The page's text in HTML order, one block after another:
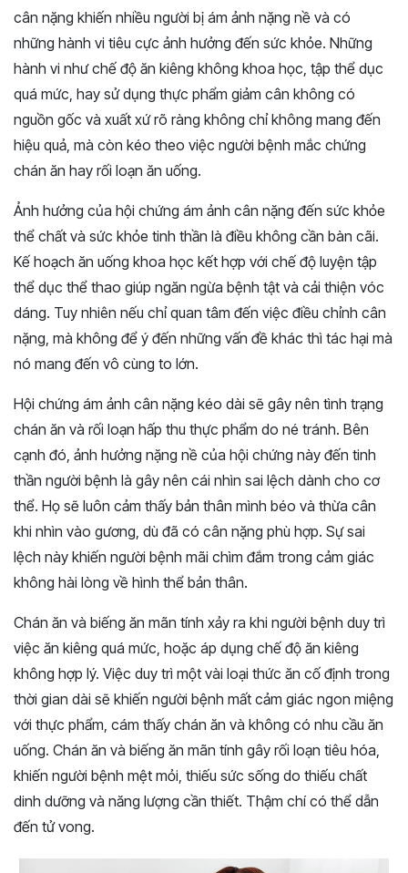
cân nặng khiến nhiều người bị ám ảnh nặng nề và có
những hành vi tiêu cực ảnh hưởng đến sức khỏe. Những
hành vi như chế độ ăn kiêng không khoa học, tập thể dục
quá mức, hay sử dụng thực phẩm giảm cân không có
nguồn gốc và xuất xứ rõ ràng không chỉ không mang đến
hiệu quả, mà còn kéo theo việc người bệnh mắc chứng
chán ăn hay rối loạn ăn uống.
Ảnh hưởng của hội chứng ám ảnh cân nặng đến sức khỏe
thể chất và sức khỏe tinh thần là điều không cần bàn cãi.
Kế hoạch ăn uống khoa học kết hợp với chế độ luyện tập
thể dục thể thao giúp ngăn ngừa bệnh tật và cải thiện vóc
dáng. Tuy nhiên nếu chỉ quan tâm đến việc điều chỉnh cân
nặng, mà không để ý đến những vấn đề khác thì tác hại mà
nó mang đến vô cùng to lớn.
Hội chứng ám ảnh cân nặng kéo dài sẽ gây nên tình trạng
chán ăn và rối loạn hấp thu thực phẩm do né tránh. Bên
cạnh đó, ảnh hưởng nặng nề của hội chứng này đến tinh
thần người bệnh là gây nên cái nhìn sai lệch dành cho cơ
thể. Họ sẽ luôn cảm thấy bản thân mình béo và thừa cân
khi nhìn vào gương, dù đã có cân nặng phù hợp. Sự sai
lệch này khiến người bệnh mãi chìm đắm trong cảm giác
không hài lòng về hình thể bản thân.
Chán ăn và biếng ăn mãn tính xảy ra khi người bệnh duy trì
việc ăn kiêng quá mức, hoặc áp dụng chế độ ăn kiêng
không hợp lý. Việc duy trì một vài loại thức ăn cố định trong
thời gian dài sẽ khiến người bệnh mất cảm giác ngon miệng
với thực phẩm, cám thấy chán ăn và không có nhu cầu ăn
uống. Chán ăn và biếng ăn mãn tính gây rối loạn tiêu hóa,
khiến người bệnh mệt mỏi, thiếu sức sống do thiếu chất
dinh dưỡng và năng lượng cần thiết. Thậm chí có thể dẫn
đến tử vong.